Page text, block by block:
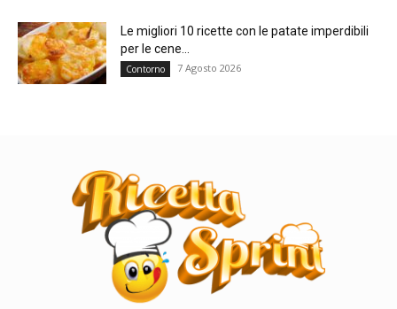
Le migliori 10 ricette con le patate imperdibili
per le cene...
Contorno 7 Agosto 2026